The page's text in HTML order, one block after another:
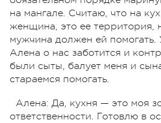
на мангале. Считаю, что на
женщина, это ее территория,
мужчина должен ей
Алена о нас заботится и
были сыты, балует меня и
стараемся помогать.
Алена: Да, кухня — это моя
ответственности. Готовлю в